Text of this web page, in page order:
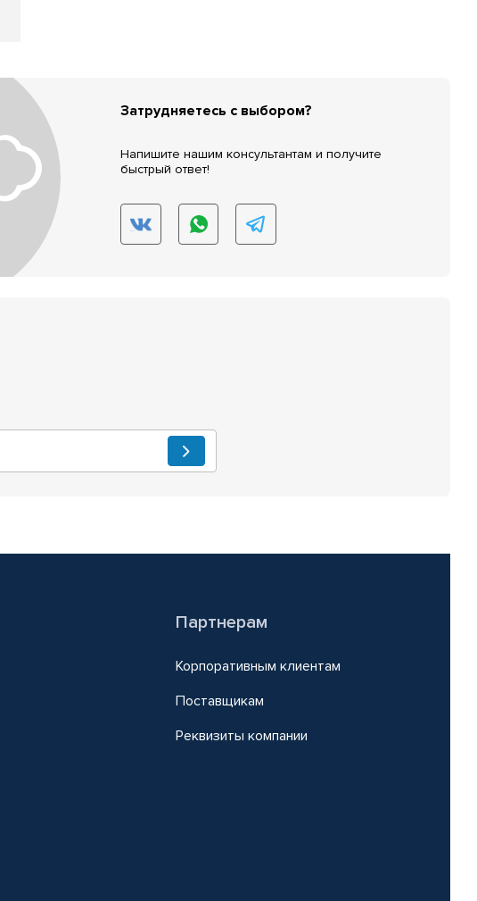
Затрудняетесь с выбором?
Напишите нашим консультантам и получите
быстрый ответ!
Партнерам
Корпоративным клиентам
Поставщикам
Реквизиты компании